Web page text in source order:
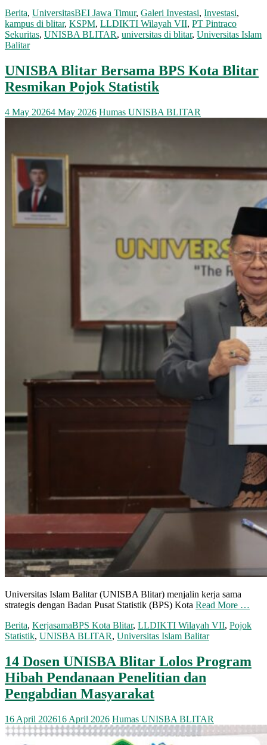
Berita, UniversitasBEI Jawa Timur, Galeri Investasi, Investasi,
kampus di blitar, KSPM, LLDIKTI Wilayah VII, PT Pintraco
Sekuritas, UNISBA BLITAR, universitas di blitar, Universitas Islam
Balitar
UNISBA Blitar Bersama BPS Kota Blitar
Resmikan Pojok Statistik
4 May 20264 May 2026 Humas UNISBA BLITAR
Universitas Islam Balitar (UNISBA Blitar) menjalin kerja sama
strategis dengan Badan Pusat Statistik (BPS) Kota Read More …
Berita, KerjasamaBPS Kota Blitar, LLDIKTI Wilayah VII, Pojok
Statistik, UNISBA BLITAR, Universitas Islam Balitar
14 Dosen UNISBA Blitar Lolos Program
Hibah Pendanaan Penelitian dan
Pengabdian Masyarakat
16 April 202616 April 2026 Humas UNISBA BLITAR